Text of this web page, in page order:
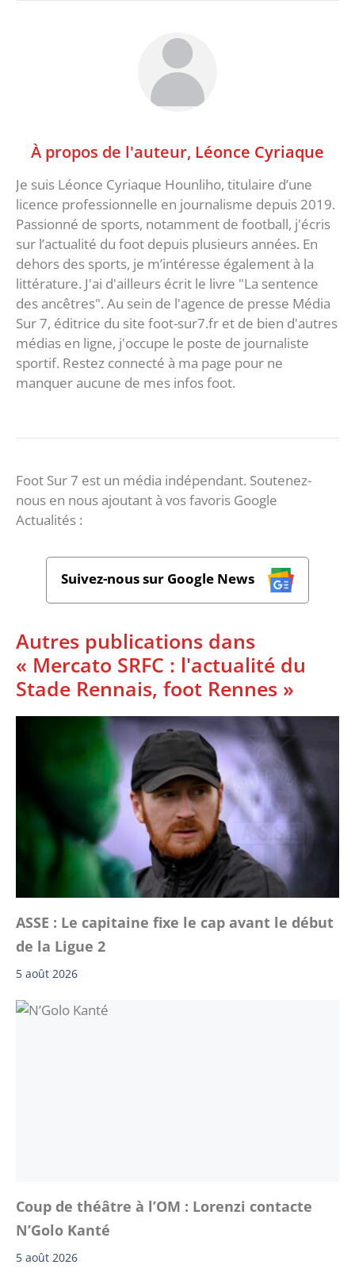
À propos de l'auteur, Léonce Cyriaque
Je suis Léonce Cyriaque Hounliho, titulaire d’une
licence professionnelle en journalisme depuis 2019.
Passionné de sports, notamment de football, j'écris
sur l’actualité du foot depuis plusieurs années. En
dehors des sports, je m’intéresse également à la
littérature. J'ai d'ailleurs écrit le livre "La sentence
des ancêtres". Au sein de l'agence de presse Média
Sur 7, éditrice du site foot-sur7.fr et de bien d'autres
médias en ligne, j'occupe le poste de journaliste
sportif. Restez connecté à ma page pour ne
manquer aucune de mes infos foot.
Foot Sur 7 est un média indépendant. Soutenez-
nous en nous ajoutant à vos favoris Google
Actualités :
Suivez-nous sur Google News
Autres publications dans
« Mercato SRFC : l'actualité du
Stade Rennais, foot Rennes »
ASSE : Le capitaine fixe le cap avant le début
de la Ligue 2
5 août 2026
Coup de théâtre à l’OM : Lorenzi contacte
N’Golo Kanté
5 août 2026